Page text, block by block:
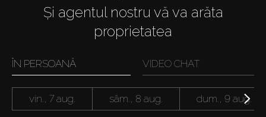
Și agentul nostru vă va arăta
proprietatea
ÎN PERSOANĂ VIDEO CHAT
vin., 7 aug. sâm., 8 aug. dum., 9 aug.